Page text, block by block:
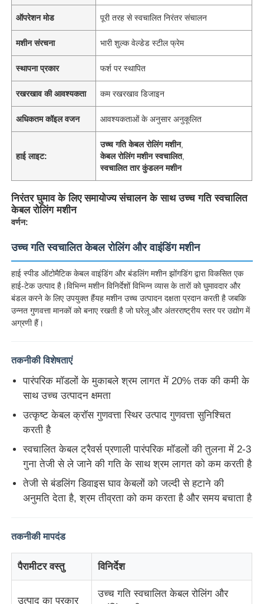
उत्पाद
हमारे बारे में
ऑपरेशन मोड पूरी तरह से स्वचालित निरंतर संचालन
मशीन संरचना भारी शुल्क वेल्डेड स्टील फ्रेम
स्थापना प्रकार फर्श पर स्थापित
रखरखाव की आवश्यकता कम रखरखाव डिजाइन
अधिकतम कॉइल वजन आवश्यकताओं के अनुसार अनुकूलित
हाई लाइट:
उच्च गति केबल रोलिंग मशीन,
केबल रोलिंग मशीन स्वचालित,
स्वचालित तार कुंडलन मशीन
निरंतर घुमाव के लिए समायोज्य संचालन के साथ उच्च गति स्वचालित
केबल रोलिंग मशीन
वर्णन:
उच्च गति स्वचालित केबल रोलिंग और वाइंडिंग मशीन
हाई स्पीड ऑटोमैटिक केबल वाइंडिंग और बंडलिंग मशीन झोंगडिंग द्वारा विकसित एक
हाई-टेक उत्पाद है।विभिन्न मशीन विनिर्देशों विभिन्न व्यास के तारों को घुमावदार और
बंडल करने के लिए उपयुक्त हैंयह मशीन उच्च उत्पादन दक्षता प्रदान करती है जबकि
उन्नत गुणवत्ता मानकों को बनाए रखती है जो घरेलू और अंतरराष्ट्रीय स्तर पर उद्योग में
अग्रणी हैं।
तकनीकी विशेषताएं
पारंपरिक मॉडलों के मुकाबले श्रम लागत में 20% तक की कमी के
साथ उच्च उत्पादन क्षमता
उत्कृष्ट केबल क्रॉस गुणवत्ता स्थिर उत्पाद गुणवत्ता सुनिश्चित
करती है
स्वचालित केबल ट्रैवर्स प्रणाली पारंपरिक मॉडलों की तुलना में 2-3
गुना तेजी से ले जाने की गति के साथ श्रम लागत को कम करती है
तेजी से बंडलिंग डिवाइस घाव केबलों को जल्दी से हटाने की
अनुमति देता है, श्रम तीव्रता को कम करता है और समय बचाता है
तकनीकी मापदंड
पैरामीटर वस्तु विनिर्देश
उत्पाद का प्रकार
उच्च गति स्वचालित केबल रोलिंग और